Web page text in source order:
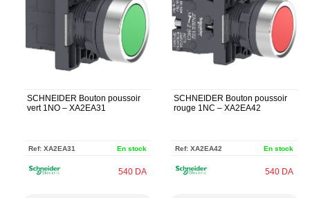
SCHNEIDER Bouton poussoir
vert 1NO – XA2EA31
Ref: XA2EA31 En stock
540 DA
SCHNEIDER Bouton poussoir
rouge 1NC – XA2EA42
Ref: XA2EA42 En stock
540 DA